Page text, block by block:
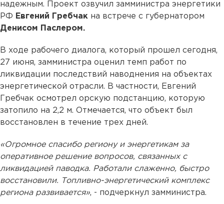
надежным. Проект озвучил замминистра энергетики
РФ Евгений Гребчак на встрече с губернатором
Денисом Паслером.
В ходе рабочего диалога, который прошел сегодня,
27 июня, замминистра оценил темп работ по
ликвидации последствий наводнения на объектах
энергетической отрасли. В частности, Евгений
Гребчак осмотрел орскую подстанцию, которую
затопило на 2,2 м. Отмечается, что объект был
восстановлен в течение трех дней.
«Огромное спасибо региону и энергетикам за
оперативное решение вопросов, связанных с
ликвидацией паводка. Работали слаженно, быстро
восстановили. Топливно-энергетический комплекс
региона развивается», - подчеркнул замминистра.